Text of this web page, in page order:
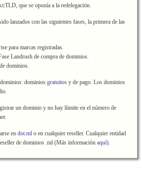
que se oponía a la redelegación.
lanzados con las siguientes fases, la primera de las
para marcas registradas.
Landrush de compra de dominios.
dominios.
dominios gratuitos y de pago. Los dominios
un dominio y no hay líimite en el número de
en dot.ml o en cualquier reseller. Cualquier entidad
de dominios .ml (Más información aquí).